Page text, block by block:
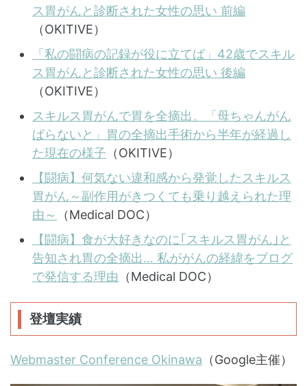
ス胃がんと診断された女性の思い 前編
（OKITIVE）
「私の闘病の記録が役に立てば」42歳でスキル
ス胃がんと診断された女性の思い 後編
（OKITIVE）
スキルス胃がんで胃を全摘出。「母ちゃんがん
ばらないと」胃の全摘出手術から半年が経過し
た現在の様子 （OKITIVE）
【闘病】何気ない違和感から発覚したスキルス
胃がん～副作用がきつくても乗り越えられた理
由～
（Medical DOC）
【闘病】食が大好きなのに｢スキルス胃がん｣と
告知され胃の全摘出… 私ががんの経緯をブログ
で発信する理由 （Medical DOC）
登壇実績
Webmaster Conference Okinawa （Google主催）